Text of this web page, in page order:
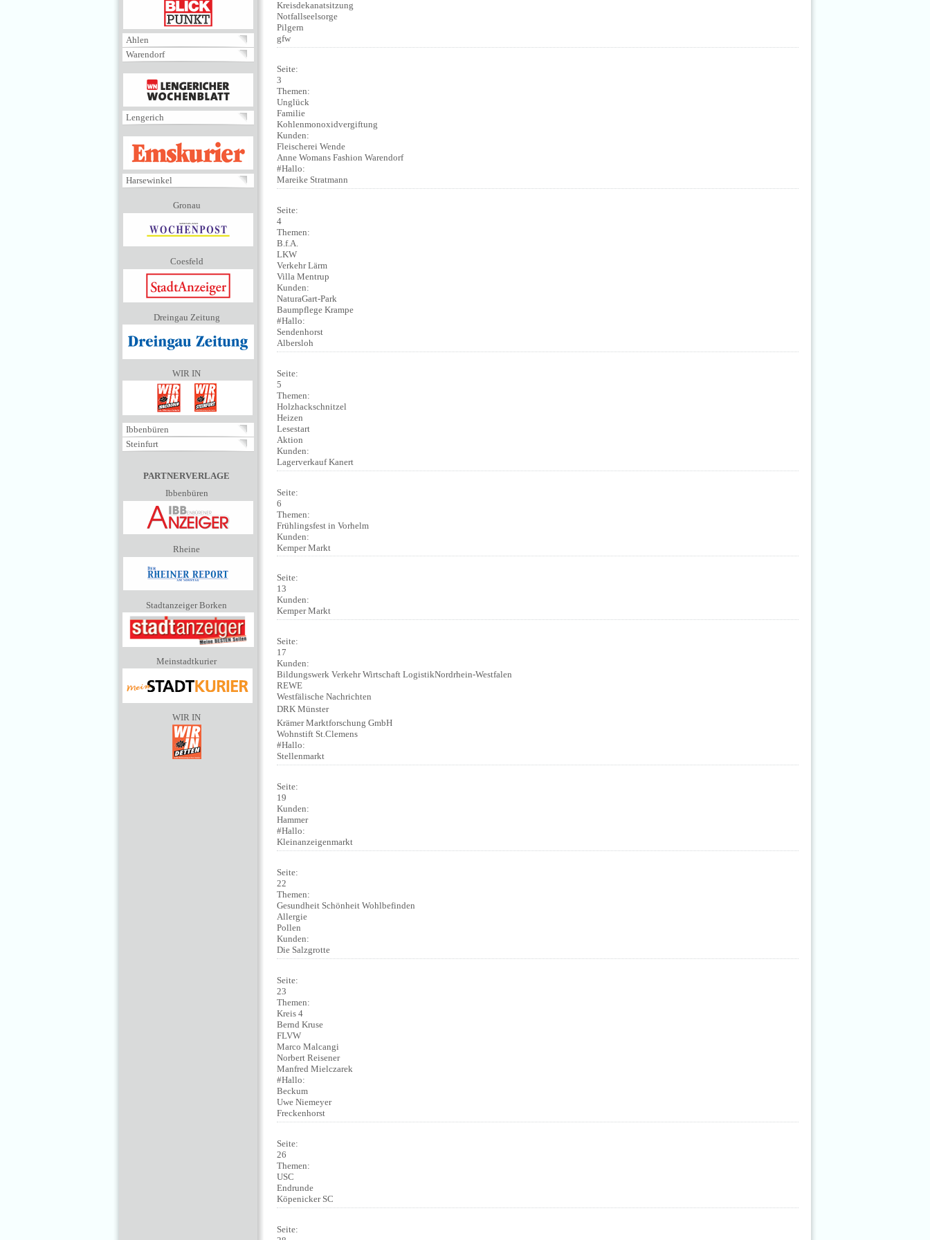
Ahlen
Warendorf
MENÜ
Lengerich
EMSKURIER
Harsewinkel
Gronau
Coesfeld
Dreingau Zeitung
WIR IN
Ibbenbüren
Steinfurt
PARTNERVERLAGE
Ibbenbüren
Rheine
Stadtanzeiger Borken
Meinstadtkurier
WIR IN
Kreisdekanatsitzung
Notfallseelsorge
Pilgern
gfw
Seite:
3
Themen:
Unglück
Familie
Kohlenmonoxidvergiftung
Kunden:
Fleischerei Wende
Anne Womans Fashion Warendorf
#Hallo:
Mareike Stratmann
Seite:
4
Themen:
B.f.A.
LKW
Verkehr Lärm
Villa Mentrup
Kunden:
NaturaGart-Park
Baumpflege Krampe
#Hallo:
Sendenhorst
Albersloh
Seite:
5
Themen:
Holzhackschnitzel
Heizen
Lesestart
Aktion
Kunden:
Lagerverkauf Kanert
Seite:
6
Themen:
Frühlingsfest in Vorhelm
Kunden:
Kemper Markt
Seite:
13
Kunden:
Kemper Markt
Seite:
17
Kunden:
Bildungswerk Verkehr Wirtschaft LogistikNordrhein-Westfalen
REWE
Westfälische Nachrichten
DRK Münster
Krämer Marktforschung GmbH
Wohnstift St.Clemens
#Hallo:
Stellenmarkt
Seite:
19
Kunden:
Hammer
#Hallo:
Kleinanzeigenmarkt
Seite:
22
Themen:
Gesundheit Schönheit Wohlbefinden
Allergie
Pollen
Kunden:
Die Salzgrotte
Seite:
23
Themen:
Kreis 4
Bernd Kruse
FLVW
Marco Malcangi
Norbert Reisener
Manfred Mielczarek
#Hallo:
Beckum
Uwe Niemeyer
Freckenhorst
Seite:
26
Themen:
USC
Endrunde
Köpenicker SC
Seite: